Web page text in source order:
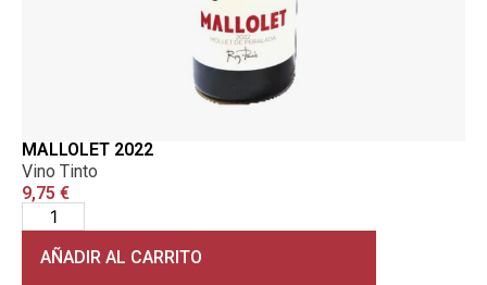
MALLOLET 2022
Vino Tinto
9,75 €
AÑADIR AL CARRITO